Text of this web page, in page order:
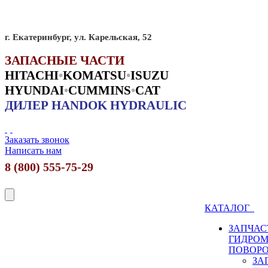
г. Екатеринбург, ул. Карельская, 52
ЗАПАСНЫЕ ЧАСТИ
HITACHI•KOMATSU•ISUZU
HYUNDAI•CUMMINS•CAT
ДИЛЕР HANDOK HYDRAULIC
Заказать звонок
Написать нам
8 (800) 555-75-29
КАТАЛОГ